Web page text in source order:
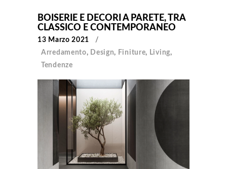
BOISERIE E DECORI A PARETE, TRA
CLASSICO E CONTEMPORANEO
13 Marzo 2021
Arredamento, Design, Finiture, Living,
Tendenze